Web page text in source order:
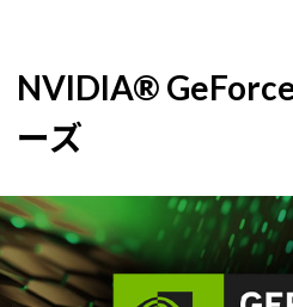
NVIDIA®
ーズ